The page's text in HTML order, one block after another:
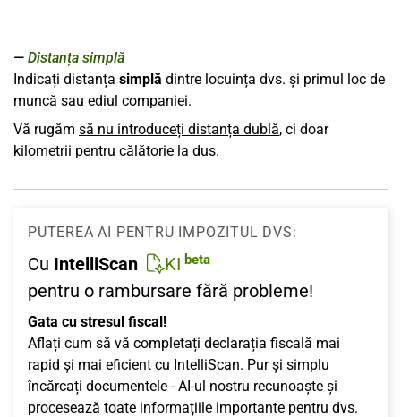
Distanța simplă
Indicați distanța simplă dintre locuința dvs. și primul loc de
muncă sau ediul companiei.
Vă rugăm să nu introduceți distanța dublă, ci doar
kilometrii pentru călătorie la dus.
PUTEREA AI PENTRU IMPOZITUL DVS:
Cu IntelliScan KI beta
pentru o rambursare fără probleme!
Gata cu stresul fiscal!
Aflați cum să vă completați declarația fiscală mai
rapid și mai eficient cu IntelliScan. Pur și simplu
încărcați documentele - AI-ul nostru recunoaște și
procesează toate informațiile importante pentru dvs.